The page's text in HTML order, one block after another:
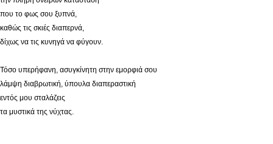
που το φως σου ξυπνά,
καθώς τις σκιές διαπερνά,
δίχως να τις κυνηγά να φύγουν.
Τόσο υπερήφανη, ασυγκίνητη στην εμορφιά σου
λάμψη διαβρωτική, ύπουλα διαπεραστική
εντός μου σταλάζεις
τα μυστικά της νύχτας.